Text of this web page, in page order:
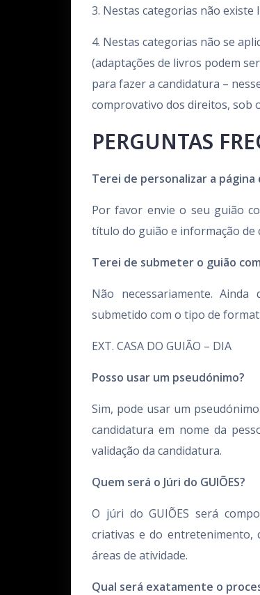
3. Nestas categorias não
4. Nestas categorias não se
(adaptações de livros podem
para fazer a candidatura –
comprovativo dos direitos, sob
PERGUNTAS
Terei de personalizar a
Por favor envie o seu guião
título do guião e informação de
Terei de submeter o guião
Não necessariamente.
submetido com o tipo de
EXT. CASA DO GUIÃO – DIA
Posso usar um pseudónimo?
Sim, pode usar um
candidatura em nome da
validação da candidatura.
Quem será o Júri do GUIÕES?
O júri do GUIÕES será
criativas e do entretenimento,
áreas de atividade.
Qual será exatamente o